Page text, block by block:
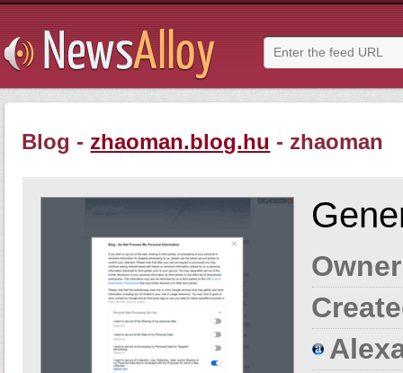
Blog - zhaoman.blog.hu - zhaoman